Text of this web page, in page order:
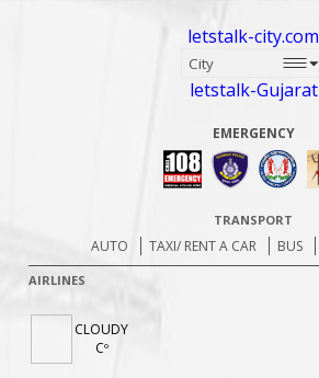
letstalk-city.com
letstalk-Gujarat
EMERGENCY
TRANSPORT
AUTO TAXI/ RENT A CAR BUS
AIRLINES
CLOUDY
Cº